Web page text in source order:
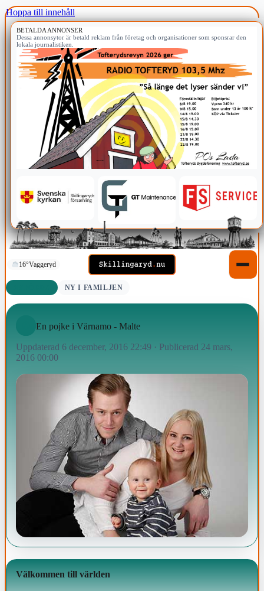
Hoppa till innehåll
BETALDA ANNONSER
Dessa annonsytor är betald reklam från företag och organisationer som sponsrar den
lokala journalistiken.
16°Vaggeryd
NY I FAMILJEN
En pojke i Värnamo - Malte
Uppdaterad 6 december, 2016 22:49 · Publicerad 24 mars,
2016 00:00
Välkommen till världen